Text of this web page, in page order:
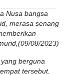
Nusa bangsa
merasa senang
08/2023)
berguna
tersebut.